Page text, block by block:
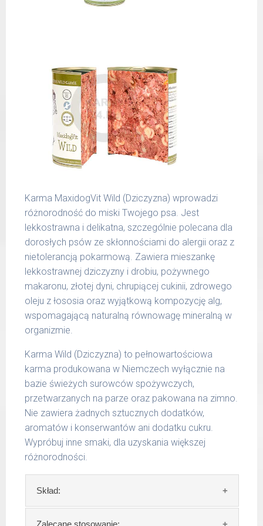
25 kg
26 -
35 kg
800 g
50 kg
1000 g
51 -
65 kg
1200 g
Podane liczby są wartościami orientacyjnymi.
Indywidualne potrzeby zależne są od rasy,
aktywności, warunków hodowli oraz innych
czynników.
Waga netto/Nr art.: 200 g/1001 | 400
g/1017 | 800 g/1025
Karma MaxidogVit Wild (Dziczyzna) wprowadzi
różnorodność do miski Twojego psa. Jest
lekkostrawna i delikatna, szczególnie polecana dla
dorosłych psów ze skłonnościami do alergii oraz z
nietolerancją pokarmową. Zawiera mieszankę
lekkostrawnej dziczyzny i drobiu, pożywnego
makaronu, złotej dyni, chrupiącej cukinii, zdrowego
oleju z łososia oraz wyjątkową kompozycję alg,
wspomagającą naturalną równowagę mineralną w
organizmie.
Karma Wild (Dziczyzna) to pełnowartościowa
karma produkowana w Niemczech wyłącznie na
bazie świeżych surowców spożywczych,
przetwarzanych na parze oraz pakowana na zimno.
Nie zawiera żadnych sztucznych dodatków,
aromatów i konserwantów ani dodatku cukru.
Wypróbuj inne smaki, dla uzyskania większej
różnorodności.
Skład:
Skład:mięso i produkty pochodzenia
Zalecane stosowanie: